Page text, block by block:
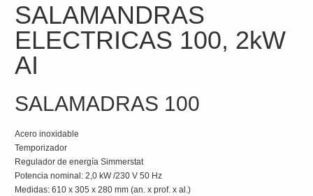
SALAMANDRAS
ELECTRICAS 100, 2kW
AI
SALAMADRAS 100
Acero inoxidable
Temporizador
Regulador de energía Simmerstat
Potencia nominal: 2,0 kW /230 V 50 Hz
Medidas: 610 x 305 x 280 mm (an. x prof. x al.)